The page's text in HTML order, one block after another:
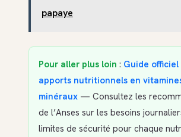
papaye
Pour aller plus loin : Guide officiel
apports nutritionnels en
minéraux — Consultez les
de l’Anses sur les besoins
limites de sécurité pour chaque